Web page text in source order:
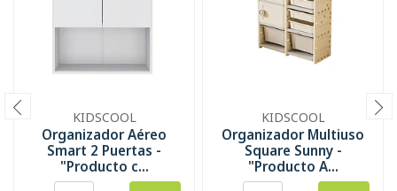
KIDSCOOL
Organizador Aéreo
Smart 2 Puertas -
"Producto c...
KIDSCOOL
Organizador Multiuso
Square Sunny -
"Producto A...